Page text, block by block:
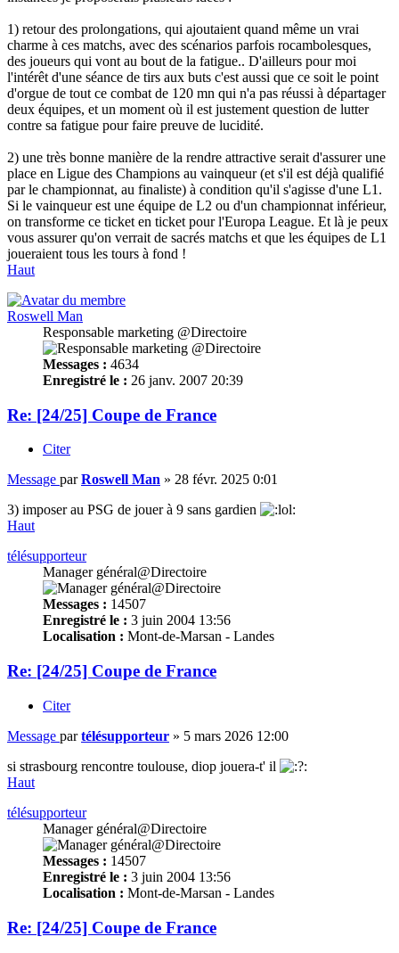
1) retour des prolongations, qui ajoutaient quand même un vrai
charme à ces matchs, avec des scénarios parfois rocambolesques,
des joueurs qui vont au bout de la fatigue.. D'ailleurs pour moi
l'intérêt d'une séance de tirs aux buts c'est aussi que ce soit le point
d'orgue de tout ce combat de 120 mn qui n'a pas réussi à départager
deux équipes, et un moment où il est justement question de lutter
contre sa fatigue pour faire preuve de lucidité.
2) une très bonne manière de la rendre attractive serait d'assurer une
place en Ligue des Champions au vainqueur (et s'il est déjà qualifié
par le championnat, au finaliste) à condition qu'il s'agisse d'une L1.
Si le vainqueur est une équipe de L2 ou d'un championnat inférieur,
on transforme ce ticket en ticket pour l'Europa League. Et là je peux
vous assurer qu'on verrait de sacrés matchs et que les équipes de L1
joueraient tous les tours à fond !
Haut
Roswell Man
Responsable marketing @Directoire
Messages : 4634
Enregistré le : 26 janv. 2007 20:39
Re: [24/25] Coupe de France
Citer
Message parRoswell Man » 28 févr. 2025 0:01
3) imposer au PSG de jouer à 9 sans gardien
Haut
télésupporteur
Manager général@Directoire
Messages : 14507
Enregistré le : 3 juin 2004 13:56
Localisation : Mont-de-Marsan - Landes
Re: [24/25] Coupe de France
Citer
Message partélésupporteur » 5 mars 2026 12:00
si strasbourg rencontre toulouse, diop jouera-t' il
Haut
télésupporteur
Manager général@Directoire
Messages : 14507
Enregistré le : 3 juin 2004 13:56
Localisation : Mont-de-Marsan - Landes
Re: [24/25] Coupe de France